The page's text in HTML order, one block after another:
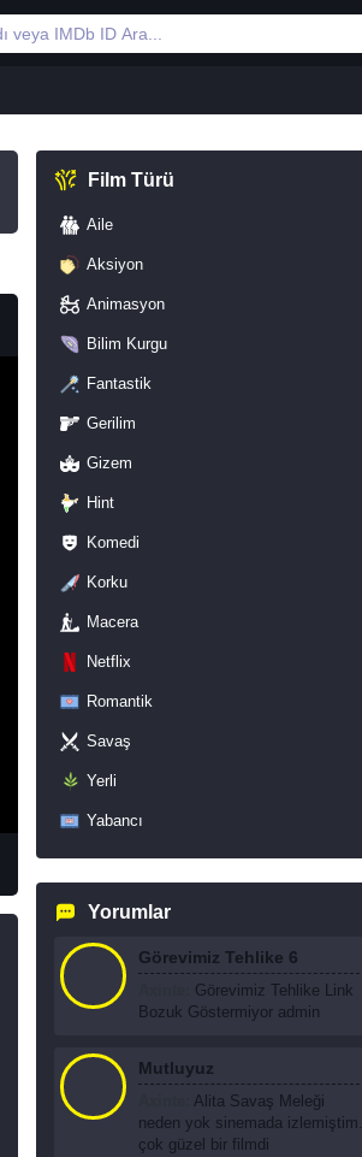
Film Türü
Aile
Aksiyon
Animasyon
Bilim Kurgu
Fantastik
Gerilim
Gizem
Hint
Komedi
Korku
Macera
Netflix
Romantik
Savaş
Yerli
Yabancı
Yorumlar
Görevimiz Tehlike 6
Görevimiz Tehlike Link
Bozuk Göstermiyor admin
Mutluyuz
Alita Savaş Meleği
neden yok sinemada izlemiştim.
çok güzel bir filmdi